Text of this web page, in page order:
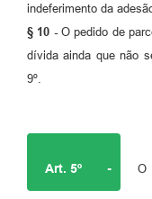
indeferimento da
§ 10 -O pedido de
dívida ainda que não
9º.
Art. 5º - O